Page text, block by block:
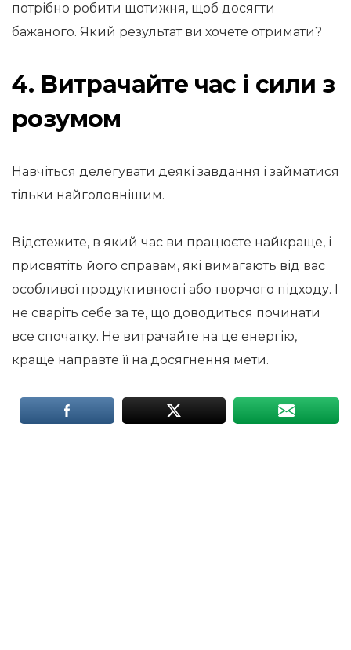
потрібно робити щотижня, щоб досягти
бажаного. Який результат ви хочете отримати?
4. Витрачайте час і сили з
розумом
Навчіться делегувати деякі завдання і займатися
тільки найголовнішим.
Відстежите, в який час ви працюєте найкраще, і
присвятіть його справам, які вимагають від вас
особливої ​​продуктивності або творчого підходу. І
не сваріть себе за те, що доводиться починати
все спочатку. Не витрачайте на це енергію,
краще направте її на досягнення мети.